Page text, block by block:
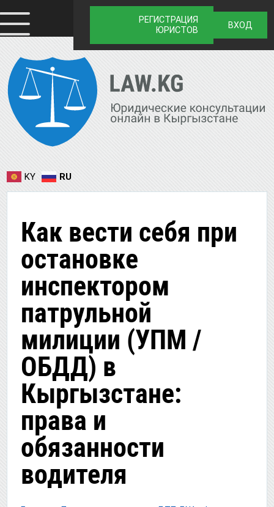
РЕГИСТРАЦИЯ
ЮРИСТОВ
ВХОД
KY RU
Как вести себя при
остановке
инспектором
патрульной
милиции (УПМ /
ОБДД) в
Кыргызстане:
права и
обязанности
водителя